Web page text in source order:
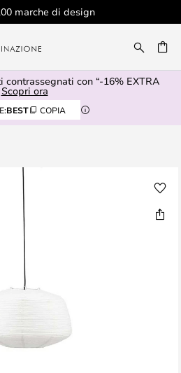
marche di design
con “-16% EXTRA
Scopri ora
BEST COPIA